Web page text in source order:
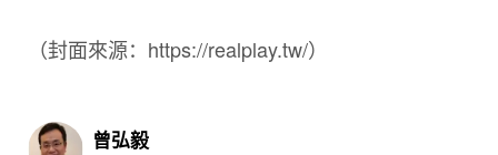
（封面來源：https://realplay.tw/）
曾弘毅